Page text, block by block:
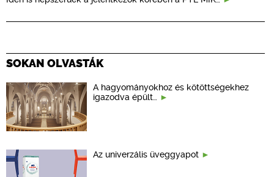
SOKAN OLVASTÁK
A hagyományokhoz és kötöttségekhez
igazodva épült…
Az univerzális üveggyapot